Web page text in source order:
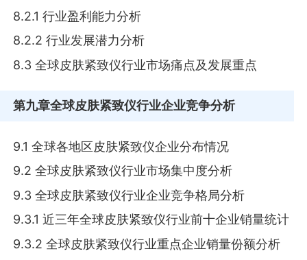
8.2.1 行业盈利能力分析
8.2.2 行业发展潜力分析
8.3 全球皮肤紧致仪行业市场痛点及发展重点
第九章全球皮肤紧致仪行业企业竞争分析
9.1 全球各地区皮肤紧致仪企业分布情况
9.2 全球皮肤紧致仪行业市场集中度分析
9.3 全球皮肤紧致仪行业企业竞争格局分析
9.3.1 近三年全球皮肤紧致仪行业前十企业销量统计
9.3.2 全球皮肤紧致仪行业重点企业销量份额分析